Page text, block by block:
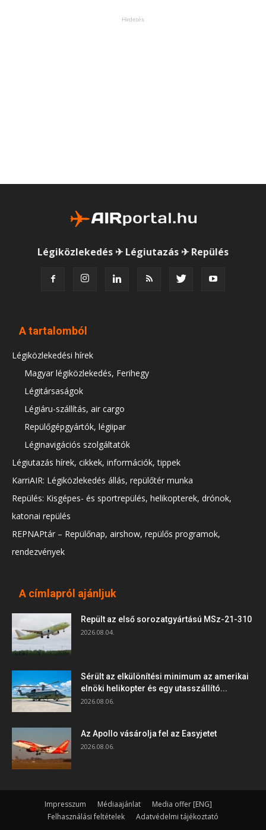
Hirdetés
Légiközlekedés ✈ Légiutazás ✈ Repülés
A tartalomból
Légiközlekedési hírek
Magyar légiközlekedés, Ferihegy
Légitársaságok
Légiáru-szállítás, air cargo
Repülőgépgyártók, légiipar
Léginavigációs szolgáltatók
Légiutazás hírek, cikkek, információk, tippek
KarriAIR: Légiközlekedés állás, repülőtér munka
Repülés: Kisgépes- és sportrepülés, helikopterek, drónok,
katonai repülés
REPNAPtár – Repülőnap, airshow, repülős programok,
rendezvények
A címlapról ajánljuk
Repült az első sorozatgyártású MSz-21-310
2026.08.04.
Sérült az elkülönítési minimum az amerikai
elnöki helikopter és egy utasszállító...
2026.08.06.
Az Apollo vásárolja fel az Easyjetet
2026.08.06.
Impresszum Médiaajánlat
Media offer [ENG]
Felhasználási feltételek
Adatvédelmi tájékoztató